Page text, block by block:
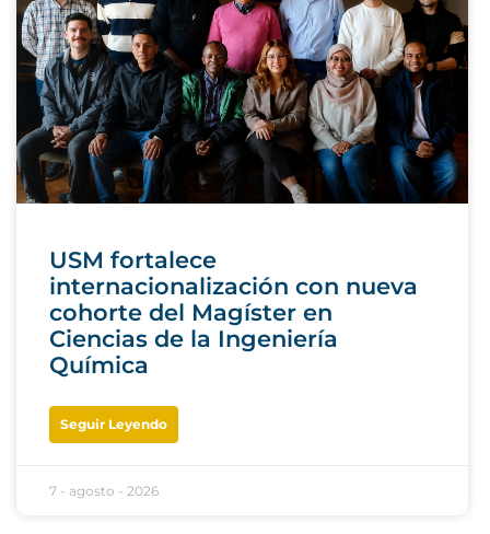
USM fortalece
internacionalización con nueva
cohorte del Magíster en
Ciencias de la Ingeniería
Química
Seguir Leyendo
7 - agosto - 2026